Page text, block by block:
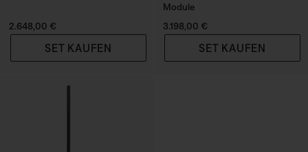
Preis:
2.648,00 €
SET KAUFEN
Module
Preis:
3.198,00 €
SET KAUFEN